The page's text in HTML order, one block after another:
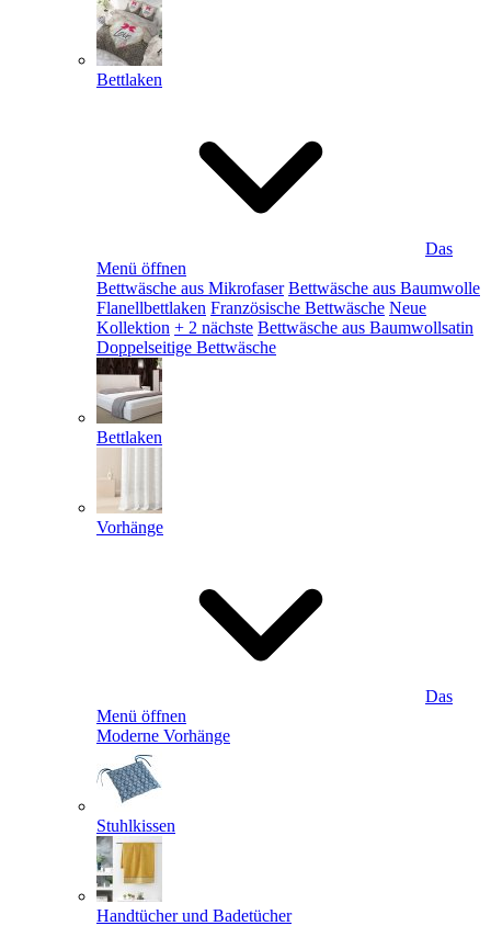
Bettlaken
Das
Menü öffnen
Bettwäsche aus Mikrofaser Bettwäsche aus Baumwolle
Flanellbettlaken Französische Bettwäsche Neue
Kollektion + 2 nächste Bettwäsche aus Baumwollsatin
Doppelseitige Bettwäsche
Bettlaken
Vorhänge
Das
Menü öffnen
Moderne Vorhänge
Stuhlkissen
Handtücher und Badetücher